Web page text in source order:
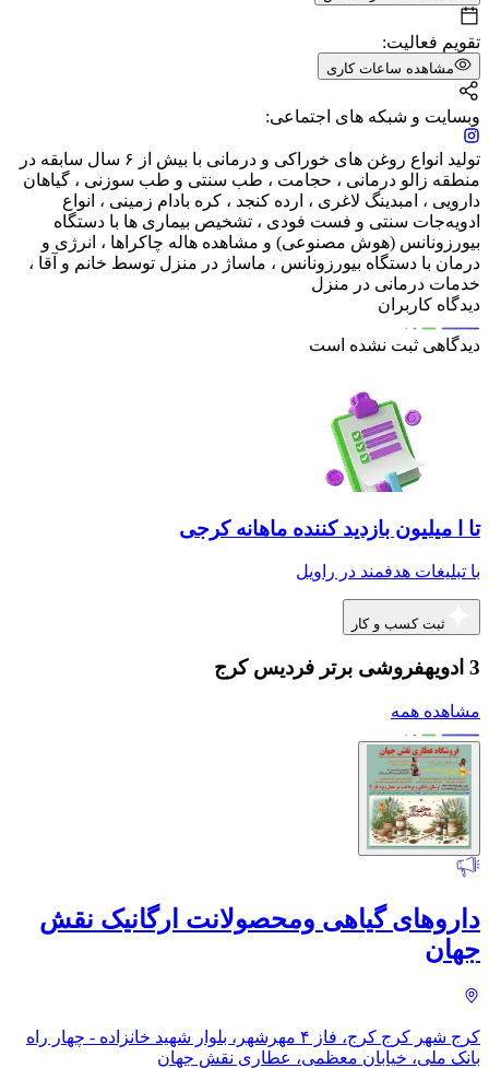
تقویم فعالیت:
مشاهده ساعات کاری
وبسایت و شبکه های اجتماعی:
تولید انواع روغن های خوراکی و درمانی با بیش از ۶ سال سابقه در
منطقه زالو درمانی ، حجامت ، طب سنتی و طب سوزنی ، گیاهان
دارویی ، امبدینگ لاغری ، ارده کنجد ، کره بادام زمینی ، انواع
ادویه‌جات سنتی و فست فودی ، تشخیص بیماری ها با دستگاه
بیورزونانس (هوش مصنوعی) و مشاهده هاله چاکراها ، انرژی و
درمان با دستگاه بیورزونانس ، ماساژ در منزل توسط خانم و آقا ،
خدمات درمانی در منزل
دیدگاه کاربران
دیدگاهی ثبت نشده است
تا ا میلیون بازدید کننده ماهانه کرجی
با تبلیغات هدفمند در راویل
ثبت کسب و کار
3 ادویهفروشی برتر فردیس کرج
مشاهده همه
داروهای گیاهی ومحصولانت ارگانیک نقش
جهان
کرج شهر کرج کرج، فاز ۴ مهرشهر، بلوار شهید خانزاده - چهار راه
بانک ملی، خیابان معظمی، عطاری نقش جهان